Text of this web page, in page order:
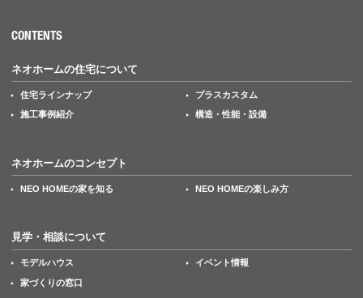
CONTENTS
ネオホームの住宅について
住宅ラインナップ プラスカスタム
施工事例紹介 構造・性能・設備
ネオホームのコンセプト
NEO HOMEの家を知る NEO HOMEの楽しみ方
見学・相談について
モデルハウス イベント情報
家づくりの窓口